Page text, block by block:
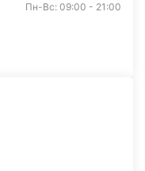
Пн-Вс: 09:00 - 21:00